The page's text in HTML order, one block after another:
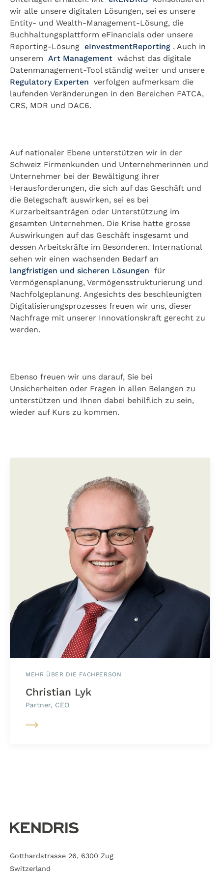
wir alle unsere digitalen Lösungen, sei es unsere
Entity- und Wealth-Management-Lösung, die
Buchhaltungsplattform eFinancials oder unsere
Reporting-Lösung eInvestmentReporting . Auch in
unserem Art Management wächst das digitale
Datenmanagement-Tool ständig weiter und unsere
Regulatory Experten verfolgen aufmerksam die
laufenden Veränderungen in den Bereichen FATCA,
CRS, MDR und DAC6.
Auf nationaler Ebene unterstützen wir in der
Schweiz Firmenkunden und Unternehmerinnen und
Unternehmer bei der Bewältigung ihrer
Herausforderungen, die sich auf das Geschäft und
die Belegschaft auswirken, sei es bei
Kurzarbeitsanträgen oder Unterstützung im
gesamten Unternehmen. Die Krise hatte grosse
Auswirkungen auf das Geschäft insgesamt und
dessen Arbeitskräfte im Besonderen. International
sehen wir einen wachsenden Bedarf an
langfristigen und sicheren Lösungen für
Vermögensplanung, Vermögensstrukturierung und
Nachfolgeplanung. Angesichts des beschleunigten
Digitalisierungsprozesses freuen wir uns, dieser
Nachfrage mit unserer Innovationskraft gerecht zu
werden.
Ebenso freuen wir uns darauf, Sie bei
Unsicherheiten oder Fragen in allen Belangen zu
unterstützen und Ihnen dabei behilflich zu sein,
wieder auf Kurs zu kommen.
MEHR ÜBER DIE FACHPERSON
Christian Lyk
Partner, CEO
Gotthardstrasse 26, 6300 Zug
Switzerland